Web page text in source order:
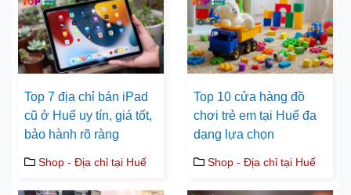
Top 7 địa chỉ bán iPad
cũ ở Huế uy tín, giá tốt,
bảo hành rõ ràng
Shop - Địa chỉ tại Huế
Top 10 cửa hàng đồ
chơi trẻ em tại Huế đa
dạng lựa chọn
Shop - Địa chỉ tại Huế